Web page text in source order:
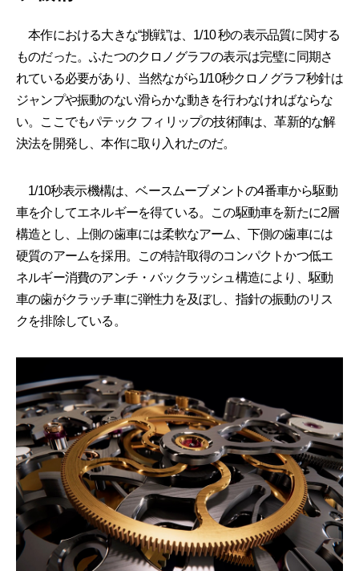
本作における大きな“挑戦”は、1/10 秒の表示品質に関する
ものだった。ふたつのクロノグラフの表示は完璧に同期さ
れている必要があり、当然ながら1/10秒クロノグラフ秒針は
ジャンプや振動のない滑らかな動きを行わなければならな
い。ここでもパテック フィリップの技術陣は、革新的な解
決法を開発し、本作に取り入れたのだ。
1/10秒表示機構は、ベースムーブメントの4番車から駆動
車を介してエネルギーを得ている。この駆動車を新たに2層
構造とし、上側の歯車には柔軟なアーム、下側の歯車には
硬質のアームを採用。この特許取得のコンパクトかつ低エ
ネルギー消費のアンチ・バックラッシュ構造により、駆動
車の歯がクラッチ車に弾性力を及ぼし、指針の振動のリス
クを排除している。